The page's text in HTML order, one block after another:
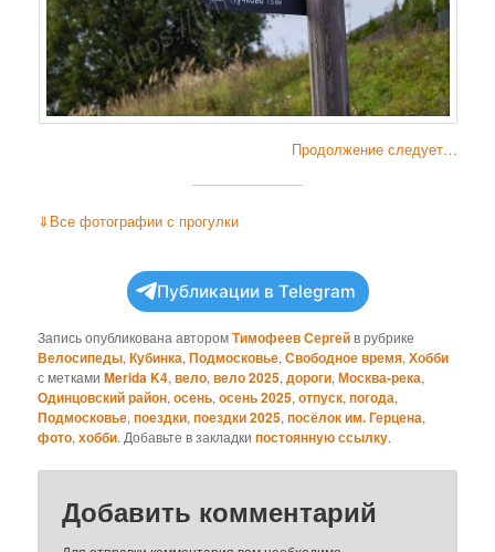
Продолжение следует…
⇓ Все фотографии с прогулки
Публикации в Telegram
Запись опубликована авторомТимофеев Сергейв рубрике
Велосипеды,Кубинка,Подмосковье,Свободное время,Хобби
с меткамиMerida K4,вело,вело 2025,дороги,Москва-река,
Одинцовский район,осень,осень 2025,отпуск,погода,
Подмосковье,поездки,поездки 2025,посёлок им. Герцена,
фото,хобби. Добавьте в закладкипостоянную ссылку.
Добавить комментарий